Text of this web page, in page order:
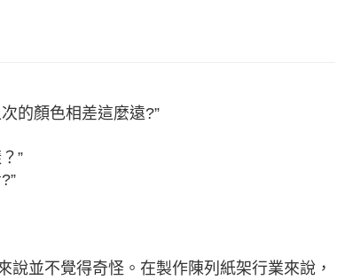
的顏色相差這麼遠?”
”
並不覺得奇怪。在製作陳列紙架行業來說，